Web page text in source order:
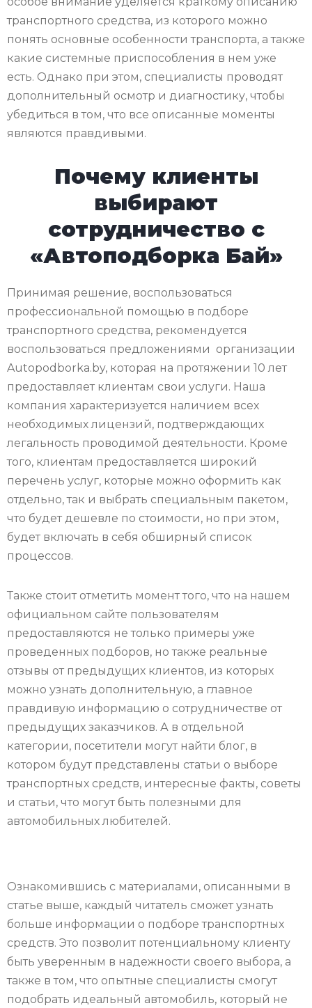
транспортного средства, из которого можно
понять основные особенности транспорта, а также
какие системные приспособления в нем уже
есть. Однако при этом, специалисты проводят
дополнительный осмотр и диагностику, чтобы
убедиться в том, что все описанные моменты
являются правдивыми.
Почему клиенты
выбирают
сотрудничество с
«Автоподборка Бай»
Принимая решение, воспользоваться
профессиональной помощью в подборе
транспортного средства, рекомендуется
воспользоваться предложениями организации
Autopodborka.by, которая на протяжении 10 лет
предоставляет клиентам свои услуги. Наша
компания характеризуется наличием всех
необходимых лицензий, подтверждающих
легальность проводимой деятельности. Кроме
того, клиентам предоставляется широкий
перечень услуг, которые можно оформить как
отдельно, так и выбрать специальным пакетом,
что будет дешевле по стоимости, но при этом,
будет включать в себя обширный список
процессов.
Также стоит отметить момент того, что на нашем
официальном сайте пользователям
предоставляются не только примеры уже
проведенных подборов, но также реальные
отзывы от предыдущих клиентов, из которых
можно узнать дополнительную, а главное
правдивую информацию о сотрудничестве от
предыдущих заказчиков. А в отдельной
категории, посетители могут найти блог, в
котором будут представлены статьи о выборе
транспортных средств, интересные факты, советы
и статьи, что могут быть полезными для
автомобильных любителей.
Ознакомившись с материалами, описанными в
статье выше, каждый читатель сможет узнать
больше информации о подборе транспортных
средств. Это позволит потенциальному клиенту
быть уверенным в надежности своего выбора, а
также в том, что опытные специалисты смогут
подобрать идеальный автомобиль, который не